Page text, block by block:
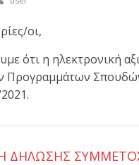
οι,
ότι η ηλεκτρονική
ΔΗΛΩΣΗΣ